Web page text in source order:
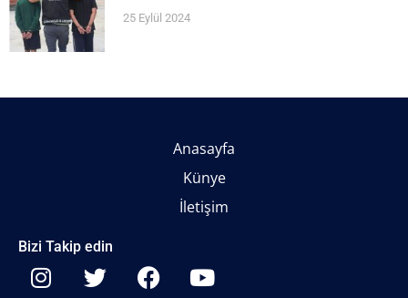
25 Eylül 2024
Anasayfa
Künye
İletişim
Bizi Takip edin